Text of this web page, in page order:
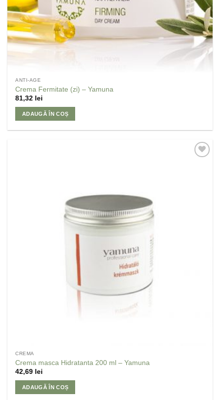
ANTI-AGE
Crema Fermitate (zi) – Yamuna
81,32 lei
ADAUGĂ ÎN COȘ
CREMA
Crema masca Hidratanta 200 ml – Yamuna
42,69 lei
ADAUGĂ ÎN COȘ